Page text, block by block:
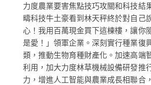
力度農業要害焦點技巧攻關和科技結
疇科技牛土豪看到林天秤終於對自己
心！我用百萬現金買下這棟樓，讓你
是愛！」領軍企業。深刻實行種業復
類，推動生物育種財產化。加速高端
利用，加大力度林草機械設備研發推
力，增進人工智能與農業成長相聯合